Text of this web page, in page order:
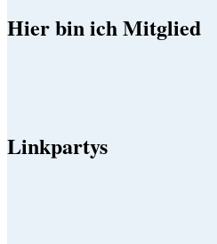
Hier bin ich Mitglied
Linkpartys